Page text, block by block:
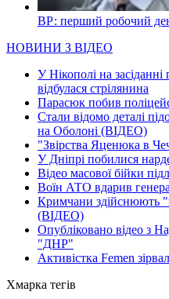
ВР: перший робочий
НОВИНИ З ВІДЕО
У Нікополі на засіданні
відбулася стрілянина
Парасюк побив
Стали відомо деталі
на Оболоні (ВІДЕО)
"Звірства Яценюка в
У Дніпрі побилися
Відео масової бійки
Воїн АТО вдарив
Кримчани здійснюють
(ВІДЕО)
Опубліковано відео з
"ДНР"
Активістка Femen
Хмарка тегів